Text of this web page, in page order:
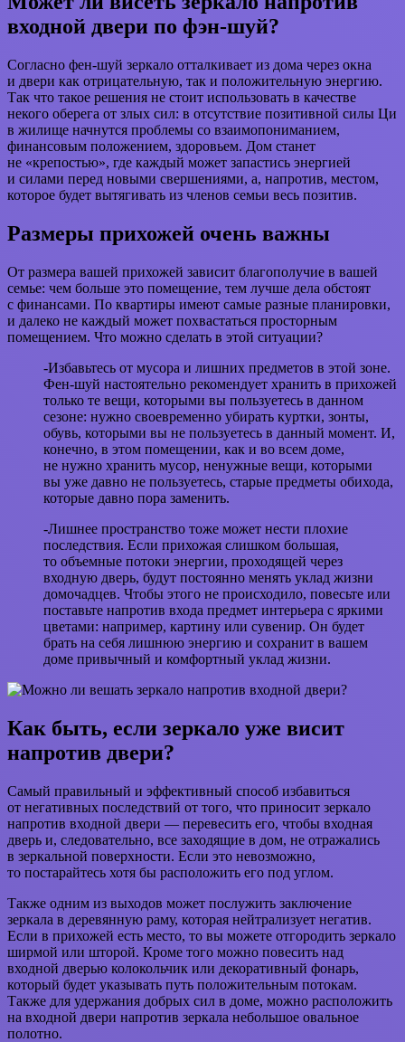
входной двери по фэн-шуй?
Согласно фен-шуй зеркало отталкивает из дома через окна
и двери как отрицательную, так и положительную энергию.
Так что такое решения не стоит использовать в качестве
некого оберега от злых сил: в отсутствие позитивной силы Ци
в жилище начнутся проблемы со взаимопониманием,
финансовым положением, здоровьем. Дом станет
не «крепостью», где каждый может запастись энергией
и силами перед новыми свершениями, а, напротив, местом,
которое будет вытягивать из членов семьи весь позитив.
Размеры прихожей очень важны
От размера вашей прихожей зависит благополучие в вашей
семье: чем больше это помещение, тем лучше дела обстоят
с финансами. По квартиры имеют самые разные планировки,
и далеко не каждый может похвастаться просторным
помещением. Что можно сделать в этой ситуации?
-Избавьтесь от мусора и лишних предметов в этой зоне.
Фен-шуй настоятельно рекомендует хранить в прихожей
только те вещи, которыми вы пользуетесь в данном
сезоне: нужно своевременно убирать куртки, зонты,
обувь, которыми вы не пользуетесь в данный момент. И,
конечно, в этом помещении, как и во всем доме,
не нужно хранить мусор, ненужные вещи, которыми
вы уже давно не пользуетесь, старые предметы обихода,
которые давно пора заменить.
-Лишнее пространство тоже может нести плохие
последствия. Если прихожая слишком большая,
то объемные потоки энергии, проходящей через
входную дверь, будут постоянно менять уклад жизни
домочадцев. Чтобы этого не происходило, повесьте или
поставьте напротив входа предмет интерьера с яркими
цветами: например, картину или сувенир. Он будет
брать на себя лишнюю энергию и сохранит в вашем
доме привычный и комфортный уклад жизни.
Как быть, если зеркало уже висит
напротив двери?
Самый правильный и эффективный способ избавиться
от негативных последствий от того, что приносит зеркало
напротив входной двери — перевесить его, чтобы входная
дверь и, следовательно, все заходящие в дом, не отражались
в зеркальной поверхности. Если это невозможно,
то постарайтесь хотя бы расположить его под углом.
Также одним из выходов может послужить заключение
зеркала в деревянную раму, которая нейтрализует негатив.
Если в прихожей есть место, то вы можете отгородить зеркало
ширмой или шторой. Кроме того можно повесить над
входной дверью колокольчик или декоративный фонарь,
который будет указывать путь положительным потокам.
Также для удержания добрых сил в доме, можно расположить
на входной двери напротив зеркала небольшое овальное
полотно.